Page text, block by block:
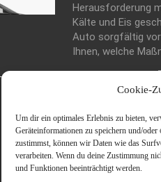
Cookie-
Um dir ein optimales Erlebnis zu bieten,
Geräteinformationen zu speichern und/
zustimmst, können wir Daten wie das
verarbeiten. Wenn du deine Zustimmung
und Funktionen beeinträchtigt werden.
Herausforderung
Kälte und Eis
Auto sorgfältig
Ihnen, welche